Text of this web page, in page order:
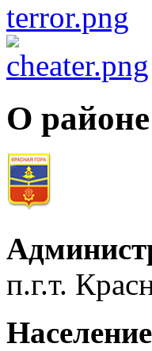
О районе
п.г.т.